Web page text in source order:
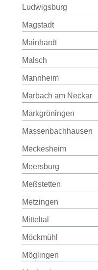
Ludwigsburg
Magstadt
Mainhardt
Malsch
Mannheim
Marbach am Neckar
Markgröningen
Massenbachhausen
Meckesheim
Meersburg
Meßstetten
Metzingen
Mitteltal
Möckmühl
Möglingen